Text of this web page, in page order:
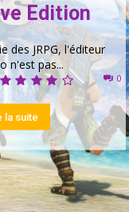
Edition
des JRPG, l'éditeur
n'est pas...
0
la suite